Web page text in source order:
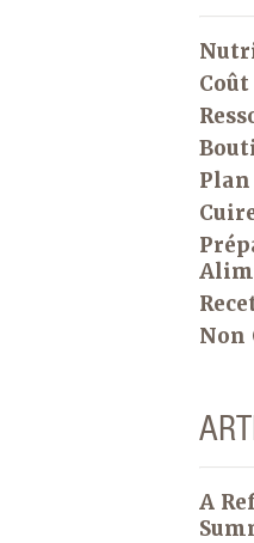
Plan
Non
A